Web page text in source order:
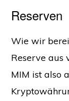
Reserven
Wie wir
Reserve aus
MIM ist also